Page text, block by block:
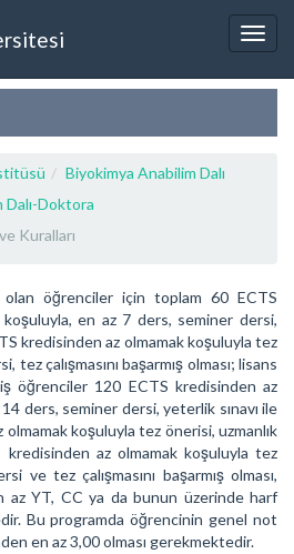
Biyokimya Anabilim Dalı
Dalı-Doktora
Kuralları
öğrenciler için toplam 60 ECTS
en az 7 ders, seminer dersi,
kredisinden az olmamak koşuluyla tez
tez çalışmasını başarmış olması; lisans
öğrenciler 120 ECTS kredisinden az
ders, seminer dersi, yeterlik sınavı ile
koşuluyla tez önerisi, uzmanlık
az olmamak koşuluyla tez
ve tez çalışmasını başarmış olması,
az YT, CC ya da bunun üzerinde harf
Bu programda öğrencinin genel not
en az 3,00 olması gerekmektedir.